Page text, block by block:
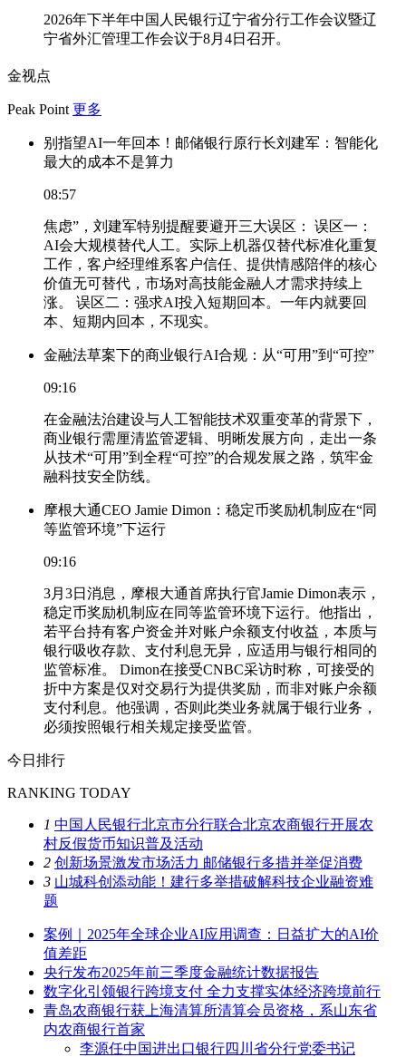
2026年下半年中国人民银行辽宁省分行工作会议暨辽
宁省外汇管理工作会议于8月4日召开。
金视点
Peak Point 更多
别指望AI一年回本！邮储银行原行长刘建军：智能化
最大的成本不是算力
08:57
焦虑”，刘建军特别提醒要避开三大误区： 误区一：
AI会大规模替代人工。实际上机器仅替代标准化重复
工作，客户经理维系客户信任、提供情感陪伴的核心
价值无可替代，市场对高技能金融人才需求持续上
涨。 误区二：强求AI投入短期回本。一年内就要回
本、短期内回本，不现实。
金融法草案下的商业银行AI合规：从“可用”到“可控”
09:16
在金融法治建设与人工智能技术双重变革的背景下，
商业银行需厘清监管逻辑、明晰发展方向，走出一条
从技术“可用”到全程“可控”的合规发展之路，筑牢金
融科技安全防线。
摩根大通CEO Jamie Dimon：稳定币奖励机制应在“同
等监管环境”下运行
09:16
3月3日消息，摩根大通首席执行官Jamie Dimon表示，
稳定币奖励机制应在同等监管环境下运行。他指出，
若平台持有客户资金并对账户余额支付收益，本质与
银行吸收存款、支付利息无异，应适用与银行相同的
监管标准。 Dimon在接受CNBC采访时称，可接受的
折中方案是仅对交易行为提供奖励，而非对账户余额
支付利息。他强调，否则此类业务就属于银行业务，
必须按照银行相关规定接受监管。
今日排行
RANKING TODAY
1 中国人民银行北京市分行联合北京农商银行开展农
村反假货币知识普及活动
2 创新场景激发市场活力 邮储银行多措并举促消费
3 山城科创添动能！建行多举措破解科技企业融资难
题
案例｜2025年全球企业AI应用调查：日益扩大的AI价
值差距
央行发布2025年前三季度金融统计数据报告
数字化引领银行跨境支付 全力支撑实体经济跨境前行
青岛农商银行获上海清算所清算会员资格，系山东省
内农商银行首家
李源任中国进出口银行四川省分行党委书记